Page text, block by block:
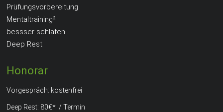
Prüfungsvorbereitung
Mentaltraining²
bessser schlafen
Deep Rest
Honorar
Vorgespräch: kostenfrei
Deep Rest: 80€* / Termin